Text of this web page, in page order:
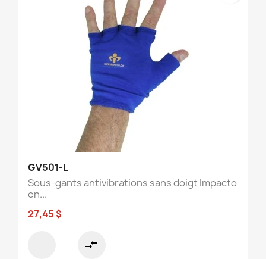
GV501-L
Sous-gants antivibrations sans doigt Impacto
en...
27,45 $
compare_arrows